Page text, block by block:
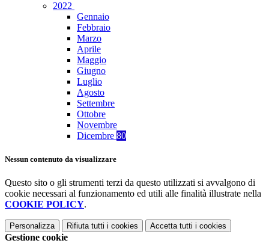
2022
Gennaio
Febbraio
Marzo
Aprile
Maggio
Giugno
Luglio
Agosto
Settembre
Ottobre
Novembre
Dicembre 80
Nessun contenuto da visualizzare
Questo sito o gli strumenti terzi da questo utilizzati si avvalgono di
cookie necessari al funzionamento ed utili alle finalità illustrate nella
COOKIE POLICY.
Personalizza Rifiuta tutti i cookies Accetta tutti i cookies
Gestione cookie